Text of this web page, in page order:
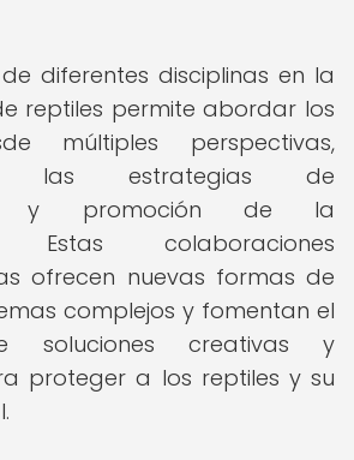
diferentes disciplinas en la
reptiles permite abordar los
múltiples perspectivas,
las estrategias de
y promoción de la
Estas colaboraciones
ofrecen nuevas formas de
complejos y fomentan el
soluciones creativas y
proteger a los reptiles y su